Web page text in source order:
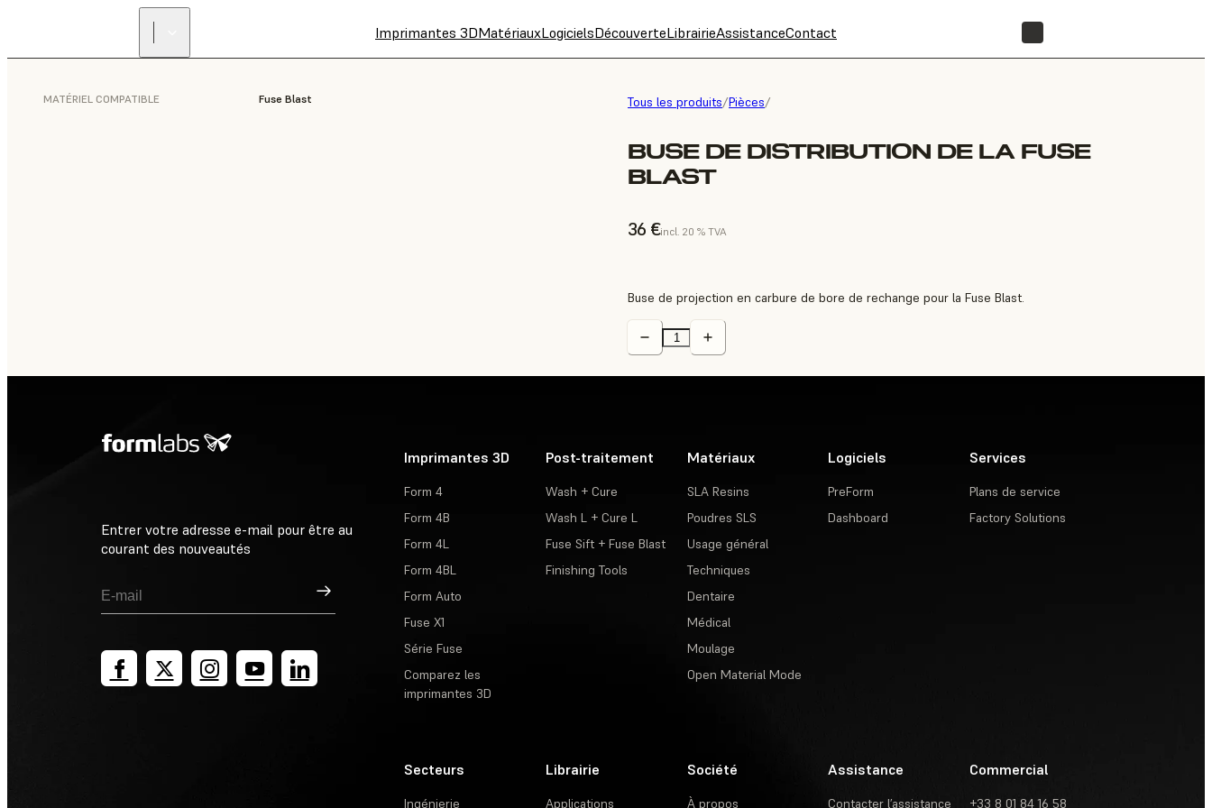
Imprimantes 3DMatériauxLogicielsDécouverteLibrairieAssistanceContact
Tous les produits/Pièces/
BUSE DE DISTRIBUTION DE LA FUSE
BLAST
36 €incl. 20 % TVA
MATÉRIEL COMPATIBLE Fuse Blast
Buse de projection en carbure de bore de rechange pour la Fuse Blast.
Entrer votre adresse e-mail pour être au
courant des nouveautés
Inscription
Imprimantes 3D
Form 4
Form 4B
Form 4L
Form 4BL
Form Auto
Fuse X1
Série Fuse
Comparez les
imprimantes 3D
Post-traitement
Wash + Cure
Wash L + Cure L
Fuse Sift + Fuse Blast
Finishing Tools
Matériaux
SLA Resins
Poudres SLS
Usage général
Techniques
Dentaire
Médical
Moulage
Open Material Mode
Logiciels
PreForm
Dashboard
Services
Plans de service
Factory Solutions
Secteurs
Ingénierie
Librairie
Applications
Société
À propos
Assistance
Contacter l’assistance
Commercial
+33 8 01 84 16 58